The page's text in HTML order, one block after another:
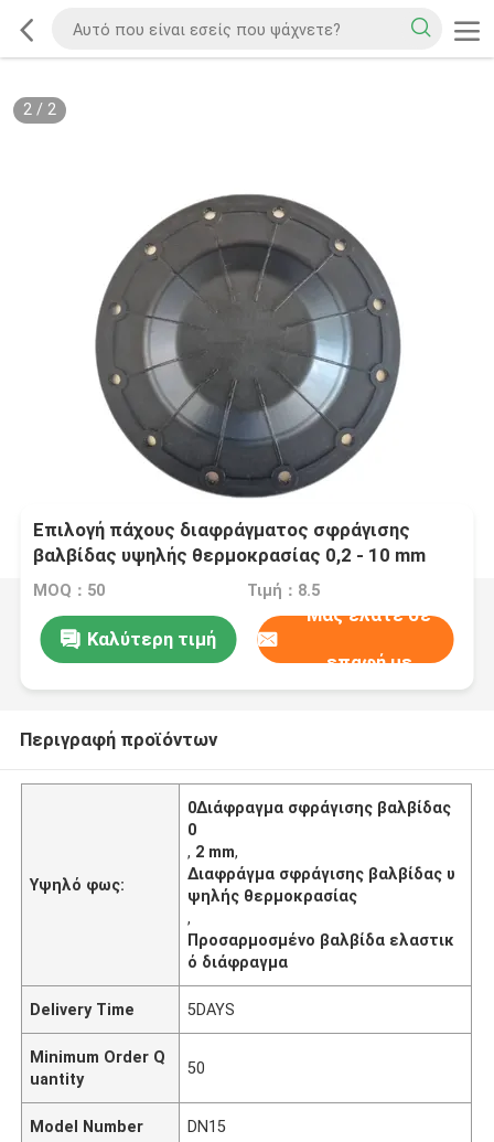
2/ 2
Επιλογή πάχους διαφράγματος σφράγισης
βαλβίδας υψηλής θερμοκρασίας 0,2 - 10 mm
MOQ：50 Τιμή：8.5
Καλύτερη τιμή
Μας ελάτε σε
επαφή με
Περιγραφή προϊόντων
Υψηλό φως:
0Διάφραγμα σφράγισης βαλβίδας
0
, 2 mm,
Διαφράγμα σφράγισης βαλβίδας υ
ψηλής θερμοκρασίας
,
Προσαρμοσμένο βαλβίδα ελαστικ
ό διάφραγμα
Delivery Time 5DAYS
Minimum Order Q
uantity
50
Model Number DN15